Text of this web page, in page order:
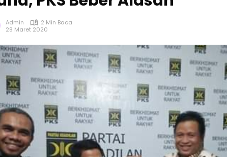
Admin
2 Min Baca
28 Maret 2020